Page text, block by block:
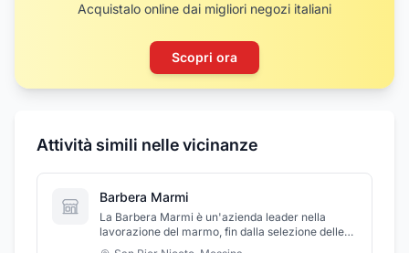
Acquistalo online dai migliori negozi italiani
Scopri ora
Attività simili nelle vicinanze
Barbera Marmi
La Barbera Marmi è un'azienda leader nella
lavorazione del marmo, fin dalla selezione delle
materie prime, l'obiettivo della Barbera Marmi è